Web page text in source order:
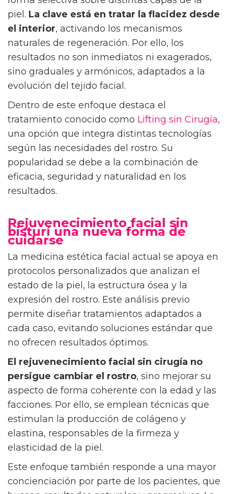
piel. La clave está en tratar la flacidez desde
el interior, activando los mecanismos
naturales de regeneración. Por ello, los
resultados no son inmediatos ni exagerados,
sino graduales y armónicos, adaptados a la
evolución del tejido facial.
Dentro de este enfoque destaca el
tratamiento conocido como Lifting sin Cirugía,
una opción que integra distintas tecnologías
según las necesidades del rostro. Su
popularidad se debe a la combinación de
eficacia, seguridad y naturalidad en los
resultados.
Rejuvenecimiento facial sin
bisturí una nueva forma de
cuidarse
La medicina estética facial actual se apoya en
protocolos personalizados que analizan el
estado de la piel, la estructura ósea y la
expresión del rostro. Este análisis previo
permite diseñar tratamientos adaptados a
cada caso, evitando soluciones estándar que
no ofrecen resultados óptimos.
El rejuvenecimiento facial sin cirugía no
persigue cambiar el rostro, sino mejorar su
aspecto de forma coherente con la edad y las
facciones. Por ello, se emplean técnicas que
estimulan la producción de colágeno y
elastina, responsables de la firmeza y
elasticidad de la piel.
Este enfoque también responde a una mayor
concienciación por parte de los pacientes, que